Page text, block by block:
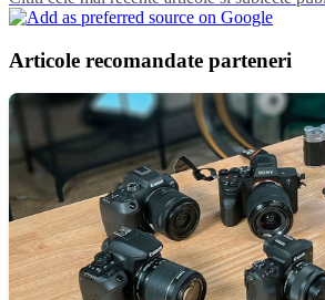
Articole recomandate parteneri